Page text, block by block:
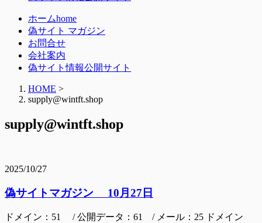
ホームhome
偽サイト マガジン
お問合せ
会社案内
偽サイト情報公開サイト
HOME >
supply@wintft.shop
supply@wintft.shop
2025/10/27
偽サイトマガジン 10月27日
ドメイン：51 / 公開データ：61 / メール：25 ドメイン